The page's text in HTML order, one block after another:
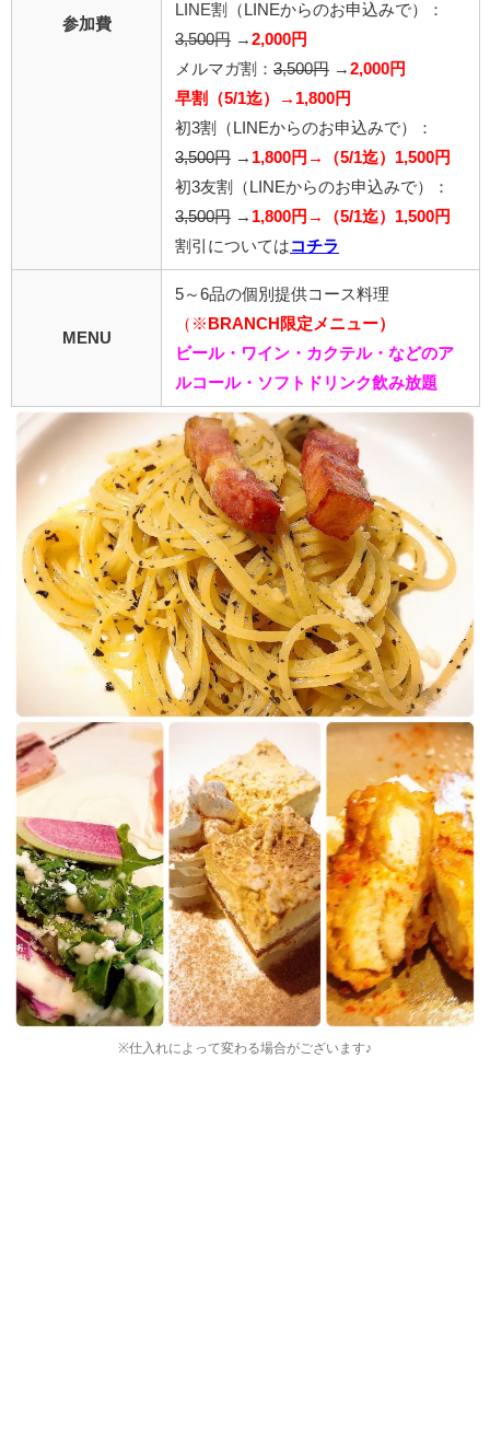
参加費
LINE割
（LINEからのお申込みで）
：
3,500円 → 2,000円
メルマガ割： 3,500円 → 2,000円
早割（5/1迄）→1,800円
初3割（LINEからのお申込みで）：
3,500円 → 1,800円→（5/1迄）1,500円
初3友割（LINEからのお申込みで）：
3,500円 → 1,800円→（5/1迄）1,500円
割引については コチラ
MENU
5～6品の個別提供コース料理
（※ BRANCH限定メニュー）
ビール・ワイン・カクテル・などのア
ルコール・ソフトドリンク飲み放題
※仕入れによって変わる場合がございます♪